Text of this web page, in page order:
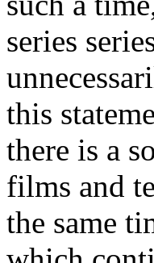
series
this
there is a
films and
the same